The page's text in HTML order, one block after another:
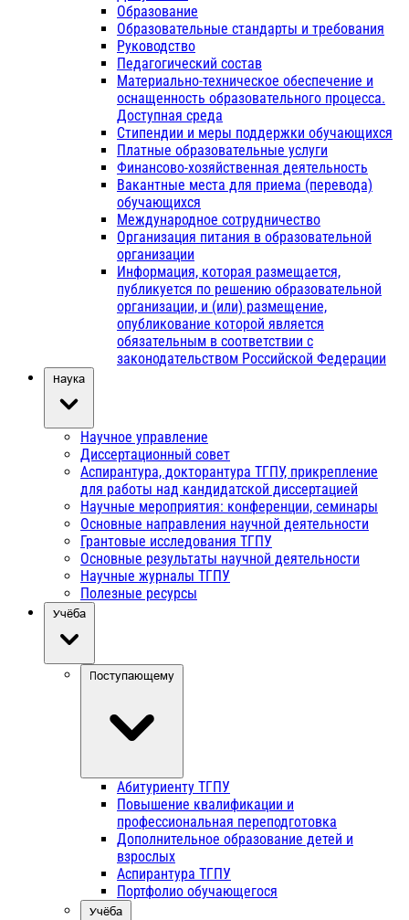
Образование
Образовательные стандарты и требования
Руководство
Педагогический состав
Материально-техническое обеспечение и
оснащенность образовательного процесса.
Доступная среда
Стипендии и меры поддержки обучающихся
Платные образовательные услуги
Финансово-хозяйственная деятельность
Вакантные места для приема (перевода)
обучающихся
Международное сотрудничество
Организация питания в образовательной
организации
Информация, которая размещается,
публикуется по решению образовательной
организации, и (или) размещение,
опубликование которой является
обязательным в соответствии с
законодательством Российской Федерации
Наука
Научное управление
Диссертационный совет
Аспирантура, докторантура ТГПУ, прикрепление
для работы над кандидатской диссертацией
Научные мероприятия: конференции, семинары
Основные направления научной деятельности
Грантовые исследования ТГПУ
Основные результаты научной деятельности
Научные журналы ТГПУ
Полезные ресурсы
Учёба
Поступающему
Абитуриенту ТГПУ
Повышение квалификации и
профессиональная переподготовка
Дополнительное образование детей и
взрослых
Аспирантура ТГПУ
Портфолио обучающегося
Учёба